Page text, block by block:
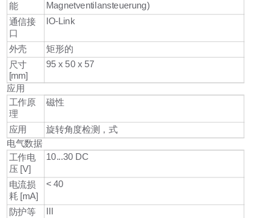
能
Magnetventilansteuerung)
通信接
口
IO-Link
外壳
矩形的
尺寸
[mm]
95 x 50 x 57
应用
工作原
理
磁性
应用
旋转角度检测，式
电气数据
工作电
压 [V]
10...30 DC
电流损
耗 [mA]
< 40
防护等